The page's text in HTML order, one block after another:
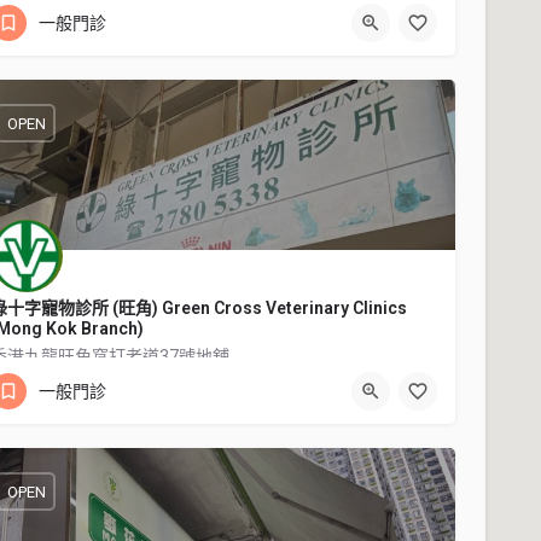
一般門診
十字寵物診所 (旺角) Green Cross Veterinary Clinics
Kok Branch)
港九龍旺角窩打老道37號地舖
27805338
OPEN
一般門診
OPEN